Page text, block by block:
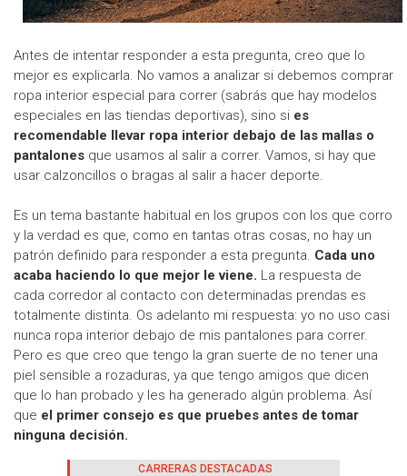
Antes de intentar responder a esta pregunta, creo que lo
mejor es explicarla. No vamos a analizar si debemos comprar
ropa interior especial para correr (sabrás que hay modelos
especiales en las tiendas deportivas), sino si es
recomendable llevar ropa interior debajo de las mallas o
pantalones que usamos al salir a correr. Vamos, si hay que
usar calzoncillos o bragas al salir a hacer deporte.
Es un tema bastante habitual en los grupos con los que corro
y la verdad es que, como en tantas otras cosas, no hay un
patrón definido para responder a esta pregunta. Cada uno
acaba haciendo lo que mejor le viene. La respuesta de
cada corredor al contacto con determinadas prendas es
totalmente distinta. Os adelanto mi respuesta: yo no uso casi
nunca ropa interior debajo de mis pantalones para correr.
Pero es que creo que tengo la gran suerte de no tener una
piel sensible a rozaduras, ya que tengo amigos que dicen
que lo han probado y les ha generado algún problema. Así
que el primer consejo es que pruebes antes de tomar
ninguna decisión.
CARRERAS DESTACADAS